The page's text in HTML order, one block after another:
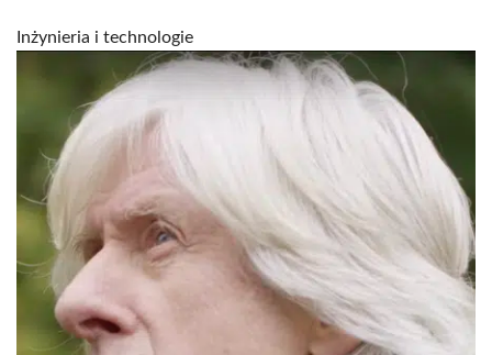
Inżynieria i technologie